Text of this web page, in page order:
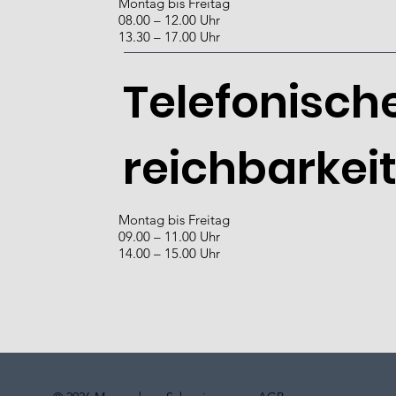
08.00 – 12.00 Uhr
13.30 – 17.00 Uhr
reichbarkeit
Montag bis Freitag
09.00 – 11.00 Uhr
14.00 – 15.00 Uhr